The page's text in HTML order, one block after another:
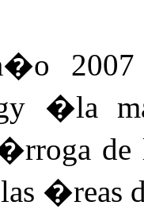
�la
de
�reas